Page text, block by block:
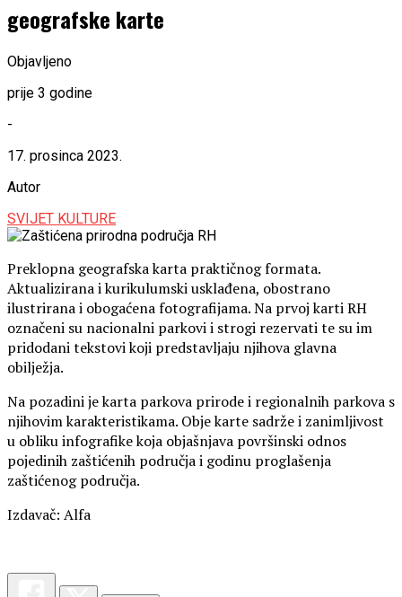
geografske karte
Objavljeno
prije 3 godine
-
17. prosinca 2023.
Autor
SVIJET KULTURE
Preklopna geografska karta praktičnog formata.
Aktualizirana i kurikulumski usklađena, obostrano
ilustrirana i obogaćena fotografijama. Na prvoj karti RH
označeni su nacionalni parkovi i strogi rezervati te su im
pridodani tekstovi koji predstavljaju njihova glavna
obilježja.
Na pozadini je karta parkova prirode i regionalnih parkova s
njihovim karakteristikama. Obje karte sadrže i zanimljivost
u obliku infografike koja objašnjava površinski odnos
pojedinih zaštićenih područja i godinu proglašenja
zaštićenog područja.
Izdavač: Alfa